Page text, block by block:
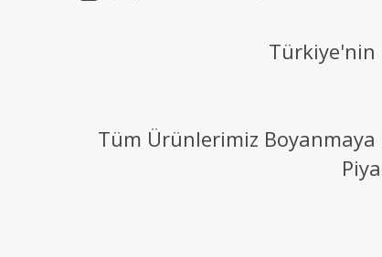
Türkiye'nin
Tüm Ürünlerimiz Boyanmaya